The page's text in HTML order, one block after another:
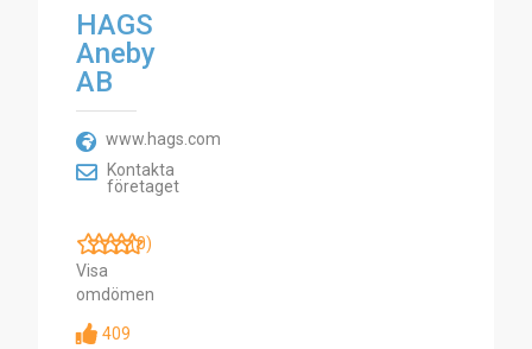
HAGS
Aneby
AB
www.hags.com
Kontakta
företaget
(0)
Visa
omdömen
409